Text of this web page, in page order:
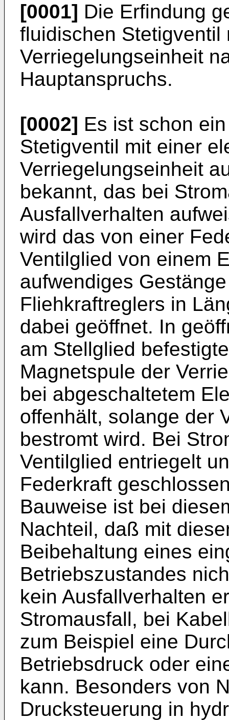
[0001] Die Erfindung
fluidischen Stetigventil
Verriegelungseinheit
Hauptanspruchs.
[0002] Es ist schon
Stetigventil mit einer
Verriegelungseinheit
bekannt, das bei
Ausfallverhalten
wird das von einer
Ventilglied von einem
aufwendiges
Fliehkraftreglers in
dabei geöffnet. In
am Stellglied
Magnetspule der
bei abgeschaltetem
offenhält, solange der
bestromt wird. Bei
Ventilglied entriegelt
Federkraft
Bauweise ist bei
Nachteil, daß mit
Beibehaltung eines
Betriebszustandes
kein Ausfallverhalten
Stromausfall, bei
zum Beispiel eine
Betriebsdruck oder
kann. Besonders von
Drucksteuerung in